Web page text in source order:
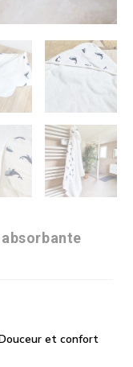
et confort